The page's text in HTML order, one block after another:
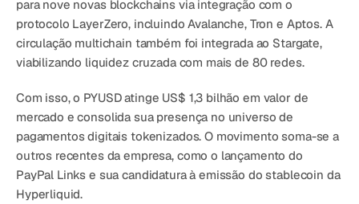
para nove novas blockchains via integração com o
protocolo LayerZero, incluindo Avalanche, Tron e Aptos. A
circulação multichain também foi integrada ao Stargate,
viabilizando liquidez cruzada com mais de 80 redes.
Com isso, o PYUSD atinge US$ 1,3 bilhão em valor de
mercado e consolida sua presença no universo de
pagamentos digitais tokenizados. O movimento soma-se a
outros recentes da empresa, como o lançamento do
PayPal Links e sua candidatura à emissão do stablecoin da
Hyperliquid.